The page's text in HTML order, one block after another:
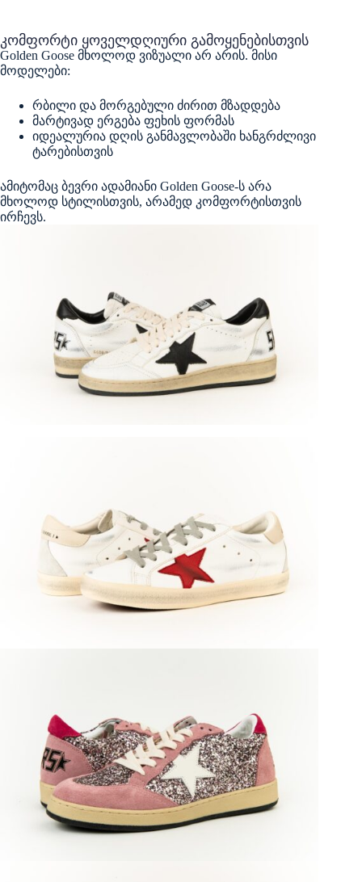
კომფორტი ყოველდღიური გამოყენებისთვის
Golden Goose მხოლოდ ვიზუალი არ არის. მისი
მოდელები:
რბილი და მორგებული ძირით მზადდება
მარტივად ერგება ფეხის ფორმას
იდეალურია დღის განმავლობაში ხანგრძლივი
ტარებისთვის
ამიტომაც ბევრი ადამიანი Golden Goose-ს არა
მხოლოდ სტილისთვის, არამედ კომფორტისთვის
ირჩევს.